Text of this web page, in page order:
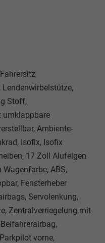
Lendenwirbelstütze,
Stoff,
umklappbare
Ambiente-
Isofix, Isofix
17 Zoll Alufelgen
ABS,
Fensterheber
Servolenkung,
Zentralverriegelung mit
vorne,